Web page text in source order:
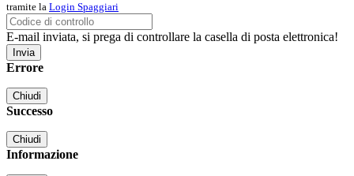
tramite la Login Spaggiari
E-mail inviata, si prega di controllare la casella di posta elettronica!
Errore
Chiudi
Successo
Chiudi
Informazione